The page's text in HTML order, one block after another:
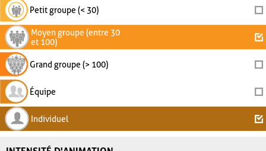
Petit groupe (< 30)
Moyen groupe (entre 30
et 100)
Grand groupe (> 100)
Équipe
Individuel